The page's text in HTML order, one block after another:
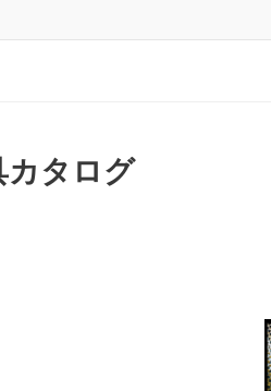
カタログ